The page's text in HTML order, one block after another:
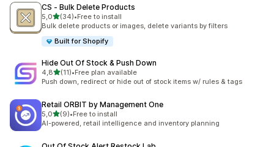
CS ‑ Bulk Delete Products
5,05 yıldız üzerinden
(34)
toplam 34 değerlendirme
•Free to install
Bulk delete products or images, delete variants by filters
Built for Shopify
Hide Out Of Stock & Push Down
4,85 yıldız üzerinden
(11)
toplam 11 değerlendirme
•Free plan available
Push down, redirect or hide out of stock items w/ rules & tags
Retail ORBIT by Management One
5,05 yıldız üzerinden
(9)
toplam 9 değerlendirme
•Free to install
AI-powered, retail intelligence and inventory planning